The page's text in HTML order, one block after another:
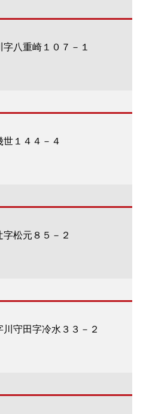
八重崎１０７－１
１４４－４
松元８５－２
守田字冷水３３－２